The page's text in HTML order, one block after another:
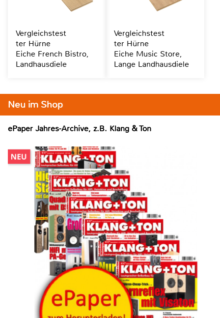
Neu im Shop
ePaper Jahres-Archive, z.B. Klang & Ton
Vergleichstest
ter Hürne
Eiche French Bistro,
Landhausdiele
Vergleichstest
ter Hürne
Eiche Music Store,
Lange Landhausdiele